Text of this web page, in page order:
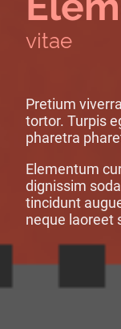
vitae
Pretium
tortor. Turpis
pharetra
Elementum
dignissim
tincidunt
neque laoreet